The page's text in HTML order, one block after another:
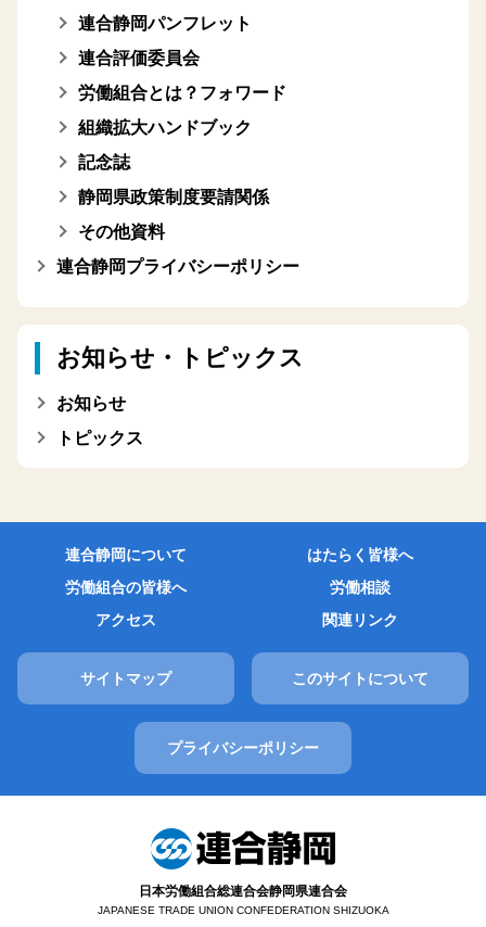
連合静岡パンフレット
連合評価委員会
労働組合とは？フォワード
組織拡大ハンドブック
記念誌
静岡県政策制度要請関係
その他資料
連合静岡プライバシーポリシー
お知らせ・トピックス
お知らせ
トピックス
連合静岡について
はたらく皆様へ
労働組合の皆様へ
労働相談
アクセス
関連リンク
サイトマップ このサイトについて
プライバシーポリシー
日本労働組合総連合会静岡県連合会
JAPANESE TRADE UNION CONFEDERATION SHIZUOKA